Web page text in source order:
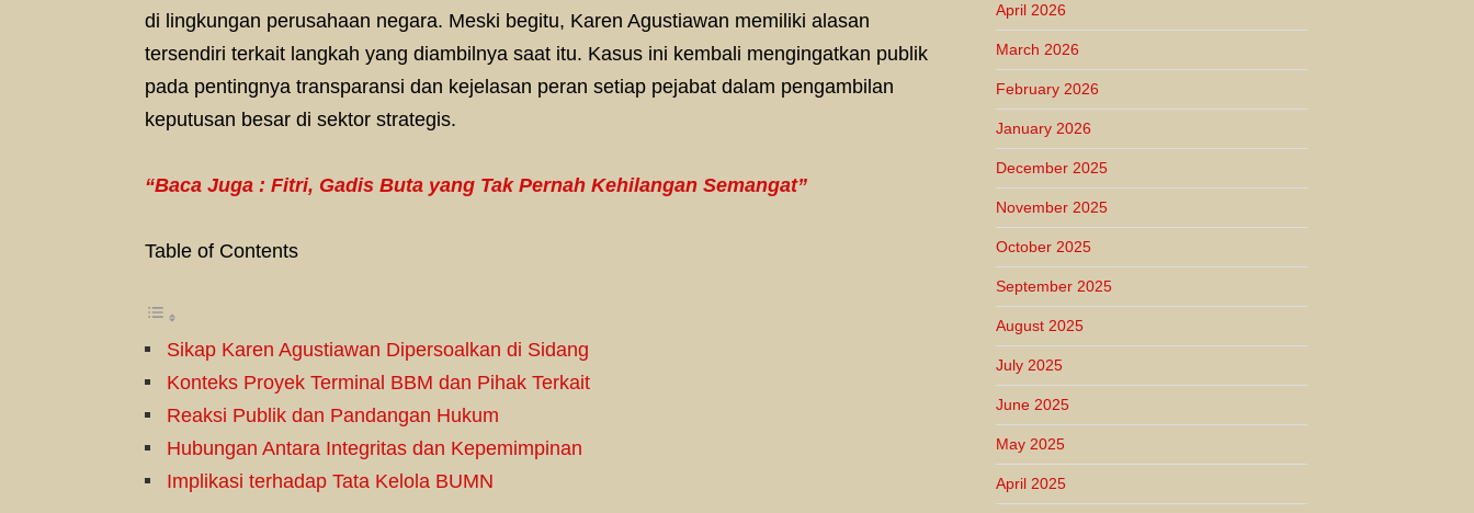
di lingkungan perusahaan negara. Meski begitu, Karen Agustiawan memiliki alasan
tersendiri terkait langkah yang diambilnya saat itu. Kasus ini kembali mengingatkan publik
pada pentingnya transparansi dan kejelasan peran setiap pejabat dalam pengambilan
keputusan besar di sektor strategis.
“Baca Juga : Fitri, Gadis Buta yang Tak Pernah Kehilangan Semangat”
Table of Contents
Sikap Karen Agustiawan Dipersoalkan di Sidang
Konteks Proyek Terminal BBM dan Pihak Terkait
Reaksi Publik dan Pandangan Hukum
Hubungan Antara Integritas dan Kepemimpinan
Implikasi terhadap Tata Kelola BUMN
April 2026
March 2026
February 2026
January 2026
December 2025
November 2025
October 2025
September 2025
August 2025
July 2025
June 2025
May 2025
April 2025